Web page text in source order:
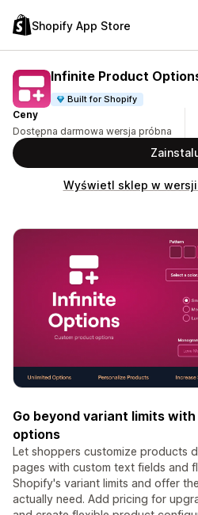
Shopify App Store
Infinite Product
Built for Shopify
Ceny
Dostępna darmowa wersja próbna
Wyświetl sklep w
Go beyond variant limits
options
Let shoppers customize products
pages with custom text fields and
Shopify's variant limits and offer
actually need. Add pricing for